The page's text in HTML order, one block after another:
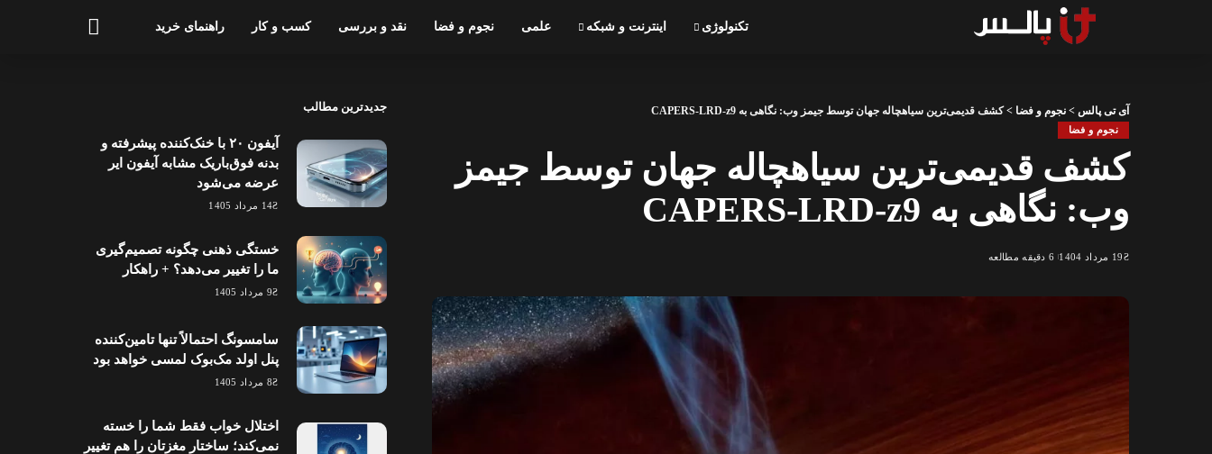
تکنولوژی اینترنت و شبکه علمی نجوم و فضا نقد و بررسی کسب و کار راهنمای خرید
آی تی پالس > نجوم و فضا >کشف قدیمی‌ترین سیاهچاله جهان توسط جیمز وب: نگاهی به CAPERS-LRD-z9
نجوم و فضا
کشف قدیمی‌ترین سیاهچاله جهان توسط جیمز
وب: نگاهی به CAPERS-LRD-z9
19 مرداد 1404 6 دقیقه مطالعه
جدیدترین مطالب
آیفون ۲۰ با خنک‌کننده پیشرفته و
بدنه فوق‌باریک مشابه آیفون ایر
عرضه می‌شود
14 مرداد 1405
خستگی ذهنی چگونه تصمیم‌گیری
ما را تغییر می‌دهد؟ + راهکار
9 مرداد 1405
سامسونگ احتمالاً تنها تامین‌کننده
پنل اولد مک‌بوک لمسی خواهد بود
8 مرداد 1405
اختلال خواب فقط شما را خسته
نمی‌کند؛ ساختار مغزتان را هم تغییر